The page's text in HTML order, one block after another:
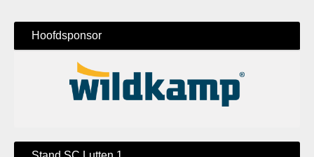
Hoofdsponsor